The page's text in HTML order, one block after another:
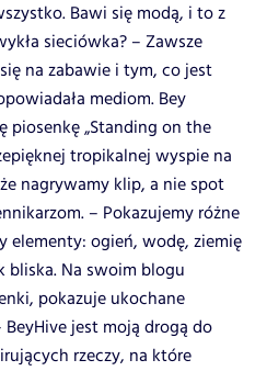
Bawi się modą, i to z
sieciówka? – Zawsze
na zabawie i tym, co jest
mediom. Bey
piosenkę „Standing on the
tropikalnej wyspie na
nagrywamy klip, a nie spot
– Pokazujemy różne
elementy: ogień, wodę, ziemię
bliska. Na swoim blogu
pokazuje ukochane
jest moją drogą do
rzeczy, na które